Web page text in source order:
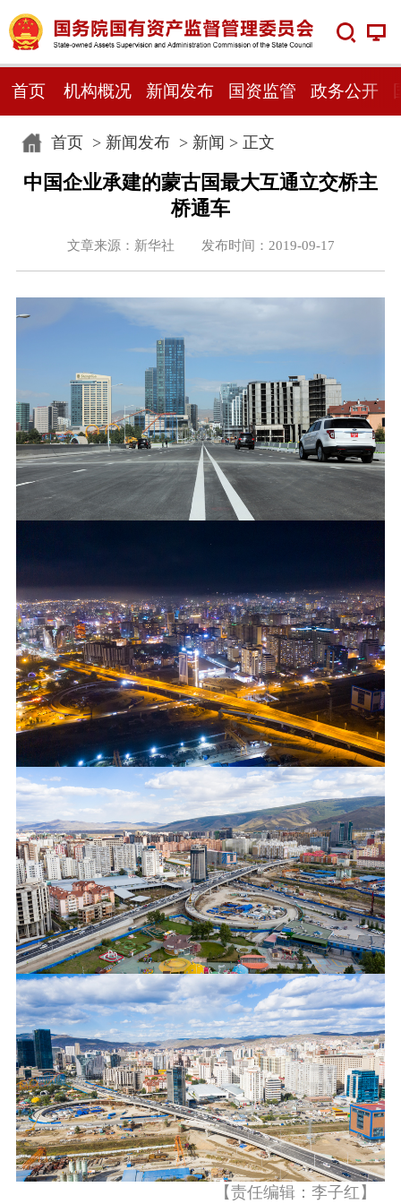
首页 机构概况 新闻发布 国资监管 政务公开
首页> 新闻发布> 新闻 > 正文
中国企业承建的蒙古国最大互通立交桥主
桥通车
文章来源：新华社 发布时间：2019-09-17
【责任编辑：李子红】